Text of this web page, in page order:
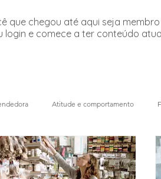
que chegou até aqui seja
login e comece a ter conteúdo
Atitude e comportamento
e Futuro Sustentabilidade